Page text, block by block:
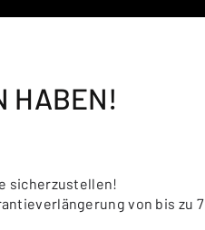
HABEN!
sicherzustellen!
von bis zu 7